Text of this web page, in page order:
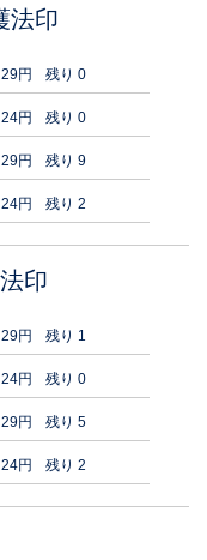
法印
29円 残り 0
24円 残り 0
29円 残り 9
24円 残り 2
印
29円 残り 1
24円 残り 0
29円 残り 5
24円 残り 2